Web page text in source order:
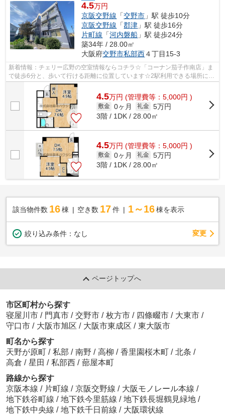
4.5万円
京阪交野線 「交野市 」駅 徒歩10分
京阪交野線 「郡津 」駅 徒歩16分
片町線 「河内磐船 」駅 徒歩24分
築34年 / 28.00㎡
大阪府交野市私部西４丁目15-3
新着情報：チェリー広野の空室情報ならコチラ☆「コーナン茄子作南店」ま
で徒歩6分と、歩いて行ける距離に位置しています☆2駅利用できる場所にあ
り、行き先に合わせて使い分けができま...
4.5万円 (管理費等：5,000円 )
敷金 0ヶ月 礼金 5万円
3階 / 1DK / 28.00㎡
4.5万円 (管理費等：5,000円 )
敷金 0ヶ月 礼金 5万円
3階 / 1DK / 28.00㎡
該当物件数 16棟 空き数 17 件 1～16 棟を表示
絞り込み条件： なし 変更
ページトップへ
市区町村から探す
寝屋川市 / 門真市 / 交野市 / 枚方市 / 四條畷市 / 大東市 /
守口市 / 大阪市旭区 / 大阪市東成区 / 東大阪市
町名から探す
天野が原町 / 私部 / 南野 / 高柳 / 香里園桜木町 / 北条 /
高倉 / 星田 / 私部西 / 蔀屋本町
路線から探す
京阪本線 / 片町線 / 京阪交野線 / 大阪モノレール本線 /
地下鉄谷町線 / 地下鉄今里筋線 / 地下鉄長堀鶴見緑地 /
地下鉄中央線 / 地下鉄千日前線 / 大阪環状線